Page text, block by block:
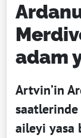
adam
Artvin’in
aileyi yasa